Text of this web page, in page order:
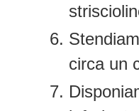
circa un